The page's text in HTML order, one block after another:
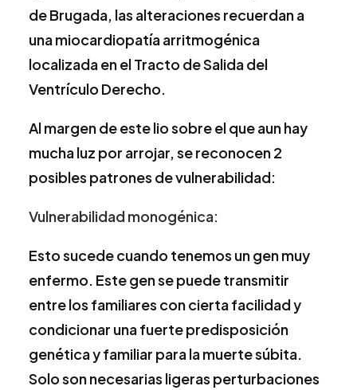
de Brugada, las alteraciones recuerdan a
una miocardiopatía arritmogénica
localizada en el Tracto de Salida del
Ventrículo Derecho.
Al margen de este lio sobre el que aun hay
mucha luz por arrojar, se reconocen 2
posibles patrones de vulnerabilidad:
Vulnerabilidad monogénica:
Esto sucede cuando tenemos un gen muy
enfermo. Este gen se puede transmitir
entre los familiares con cierta facilidad y
condicionar una fuerte predisposición
genética y familiar para la muerte súbita.
Solo son necesarias ligeras perturbaciones